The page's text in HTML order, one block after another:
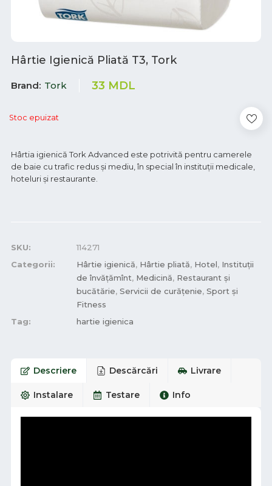
Hârtie Igienică Pliată T3, Tork
Brand Tork 33 MDL
Stoc epuizat
Hârtia igienică Tork Advanced este potrivită pentru camerele
de baie cu trafic redus și mediu, în special în instituții medicale,
hoteluri și restaurante.
SKU:
114271
Categorii:
Hârtie igienică, Hârtie pliată, Hotel, Instituții
de învățămînt, Medicină, Restaurant și
bucătărie, Servicii de curățenie, Sport și
Fitness
Tag:
hartie igienica
Descriere Descărcări Livrare
Instalare Testare Info